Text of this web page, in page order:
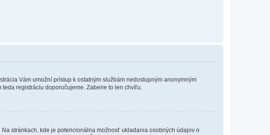
Vám umožní prístup k ostatným službám nedostupným anonymným
registráciu doporučujeme. Zaberie to len chvíľu.
stránkach, kde je potencionálna možnosť ukladania osobných údajov o